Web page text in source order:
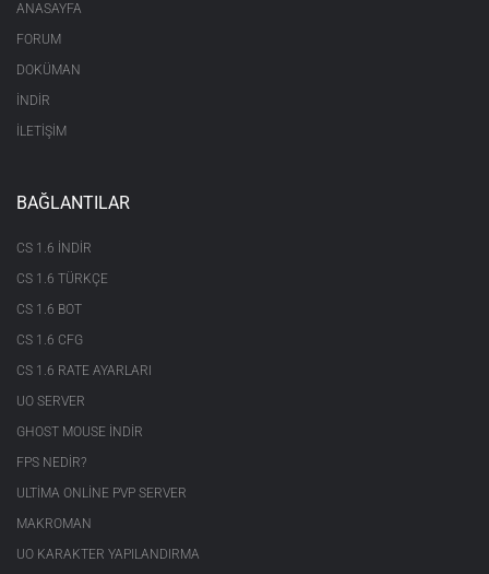
ANASAYFA
FORUM
DOKÜMAN
İNDİR
İLETİŞİM
BAĞLANTILAR
CS 1.6 INDIR
CS 1.6 TÜRKÇE
CS 1.6 BOT
CS 1.6 CFG
CS 1.6 RATE AYARLARI
UO SERVER
GHOST MOUSE INDIR
FPS NEDIR?
ULTIMA ONLINE PVP SERVER
MAKROMAN
UO KARAKTER YAPILANDIRMA